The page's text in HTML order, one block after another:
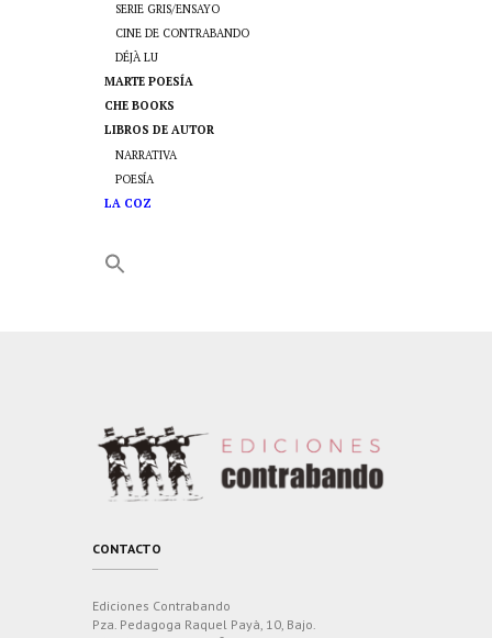
SERIE GRIS/ENSAYO
CINE DE CONTRABANDO
DÉJÀ LU
MARTE POESÍA
CHE BOOKS
LIBROS DE AUTOR
NARRATIVA
POESÍA
LA COZ
CONTACTO
Ediciones Contrabando
Pza. Pedagoga Raquel Payà, 10, Bajo.